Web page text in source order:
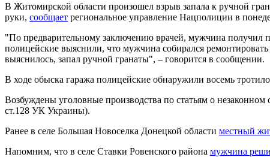
В Житомирской области произошел взрыв запала к ручной
руки, сообщает региональное управление Нацполиции в
"По предварительному заключению врачей, мужчина получил
полицейские выяснили, что мужчина собирался
выяснилось, запал ручной гранаты", – говорится в сообщении.
В ходе обыска гаража полицейские обнаружили восемь
Возбуждены уголовные производства по статьям о
ст.128 УК Украины).
Ранее в селе Большая Новоселка Донецкой области местный
Напомним, что в селе Ставки Ровенского района мужчина